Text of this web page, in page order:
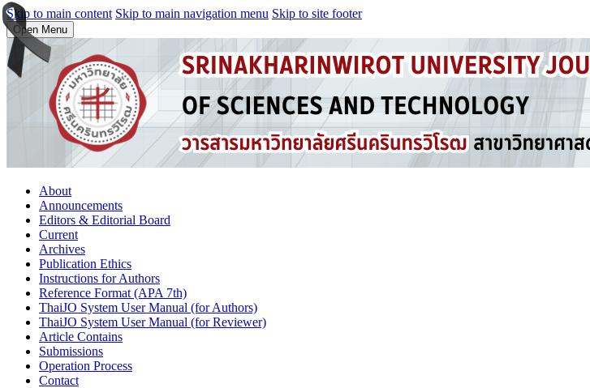
Skip to main content Skip to main navigation menu Skip to site footer
Open Menu
About
Announcements
Editors & Editorial Board
Current
Archives
Publication Ethics
Instructions for Authors
Reference Format (APA 7th)
ThaiJO System User Manual (for Authors)
ThaiJO System User Manual (for Reviewer)
Article Contains
Submissions
Operation Process
Contact